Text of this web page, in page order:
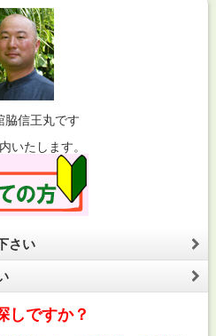
脇信王丸です
いたします。
さい
しですか？